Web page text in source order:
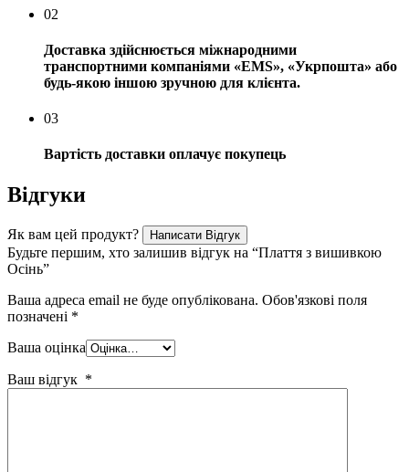
02
Доставка здійснюється міжнародними
транспортними компаніями «EMS», «Укрпошта» або
будь-якою іншою зручною для клієнта.
03
Вартість доставки оплачує покупець
Відгуки
Як вам цей продукт? Написати Відгук
Будьте першим, хто залишив відгук на “Плаття з вишивкою
Осінь”
Ваша адреса email не буде опублікована. Обов'язкові поля
позначені *
Ваша оцінка
Ваш відгук *